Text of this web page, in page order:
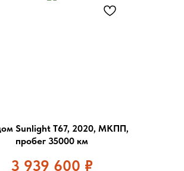
Sunlight T67, 2020, МКПП,
пробег 35000 км
3 939 600 ₽